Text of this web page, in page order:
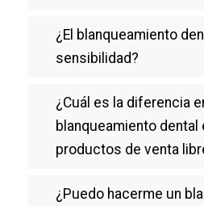
¿El blanqueamiento
sensibilidad?
¿Cuál es la diferencia
blanqueamiento dental
productos de venta
¿Puedo hacerme un